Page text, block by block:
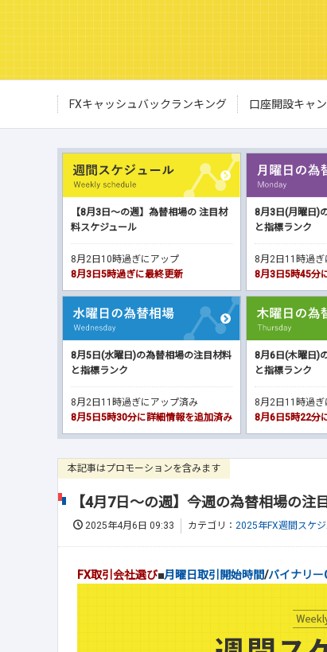
FXキャッシュバックランキング 口座開設キャ
【8月3日～の週】為替相場の 注目材
料スケジュール
8月2日10時過ぎにアップ
8月3日5時過ぎに最終更新
8月3日(月曜日)
と指標ランク
8月2日11時過ぎ
8月3日5時45分
8月5日(水曜日)の為替相場の注目材料
と指標ランク
8月2日11時過ぎにアップ済み
8月5日5時30分に詳細情報を追加済み
8月6日(木曜日)
と指標ランク
8月2日11時過ぎ
8月6日5時22分
本記事はプロモーションを含みます
【4月7日～の週】今週の為替相場の注
2025年4月6日 09:33 カテゴリ： 2025年FX週間スケ
FX取引会社選び■月曜日取引開始時間/バイナリー